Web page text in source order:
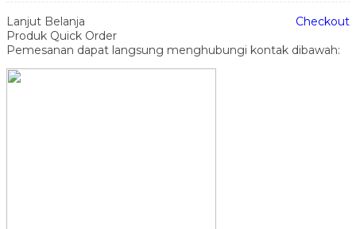
Lanjut Belanja
Checkout
Produk Quick Order
Pemesanan dapat langsung menghubungi kontak dibawah: